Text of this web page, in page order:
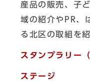
産品の販売、子
域の紹介やPR、
る北区の取組を
スタンプラリー
ステージ